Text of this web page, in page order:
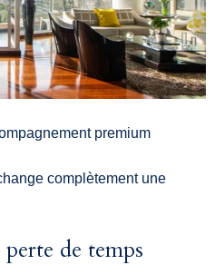
premium
complètement une
de temps